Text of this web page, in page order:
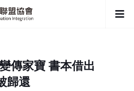
傳家寶 書本借出
歸還